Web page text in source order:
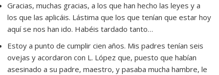
Gracias, muchas gracias, a los que han hecho las leyes y a
los que las aplicáis. Lástima que los que tenían que estar hoy
aquí se nos han ido. Habéis tardado tanto…
Estoy a punto de cumplir cien años. Mis padres tenían seis
ovejas y acordaron con L. López que, puesto que habían
asesinado a su padre, maestro, y pasaba mucha hambre, le